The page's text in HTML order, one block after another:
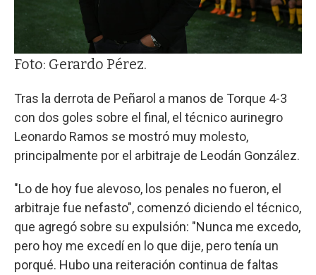
Foto: Gerardo Pérez.
Tras la derrota de Peñarol a manos de Torque 4-3
con dos goles sobre el final, el técnico aurinegro
Leonardo Ramos se mostró muy molesto,
principalmente por el arbitraje de Leodán González.
"Lo de hoy fue alevoso, los penales no fueron, el
arbitraje fue nefasto", comenzó diciendo el técnico,
que agregó sobre su expulsión: "Nunca me excedo,
pero hoy me excedí en lo que dije, pero tenía un
porqué. Hubo una reiteración continua de faltas